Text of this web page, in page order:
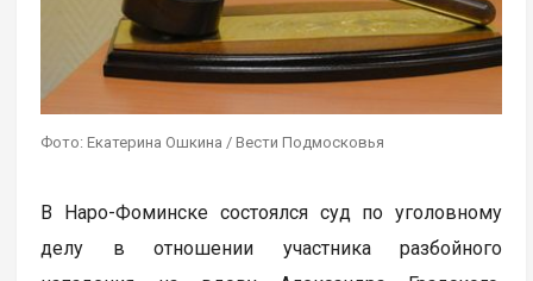
Фото: Екатерина Ошкина / Вести Подмосковья
В Наро-Фоминске состоялся суд по уголовному
делу в отношении участника разбойного